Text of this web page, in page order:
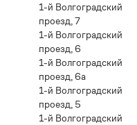
1-й Волгоградский
проезд, 7
1-й Волгоградский
проезд, 6
1-й Волгоградский
проезд, 6а
1-й Волгоградский
проезд, 5
1-й Волгоградский